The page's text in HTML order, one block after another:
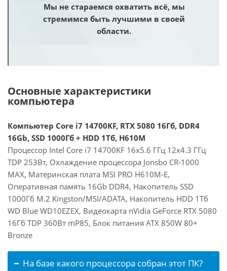
Мы не стараемся охватить всё, мы
стремимся быть лучшими в своей
области.
Основные характеристики
компьютера
Компьютер Core i7 14700KF, RTX 5080 16Гб, DDR4
16Gb, SSD 1000Гб + HDD 1Тб, H610M
Процессор Intel Core i7 14700KF 16x5.6 ГГц 12x4.3 ГГц
TDP 253Вт, Охлаждение процессора Jonsbo CR-1000
MAX, Материнская плата MSI PRO H610M-E,
Оперативная память 16Gb DDR4, Накопитель SSD
1000Гб M.2 Kingston/MSI/ADATA, Накопитель HDD 1Тб
WD Blue WD10EZEX, Видеокарта nVidia GeForce RTX 5080
16Гб TDP 360Вт mP85, Блок питания ATX 850W 80+
Bronze
На базе какого процессора собран этот ПК?